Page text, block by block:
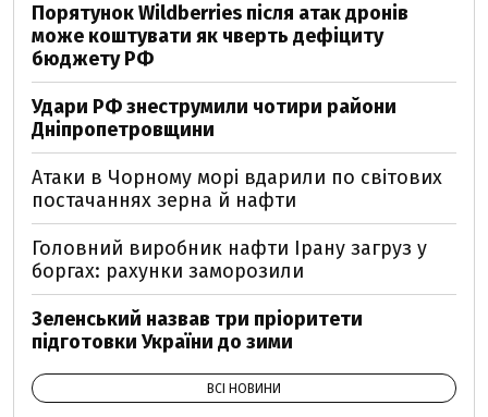
Порятунок Wildberries після атак дронів
може коштувати як чверть дефіциту
бюджету РФ
Удари РФ знеструмили чотири райони
Дніпропетровщини
Атаки в Чорному морі вдарили по світових
постачаннях зерна й нафти
Головний виробник нафти Ірану загруз у
боргах: рахунки заморозили
Зеленський назвав три пріоритети
підготовки України до зими
ВСІ НОВИНИ